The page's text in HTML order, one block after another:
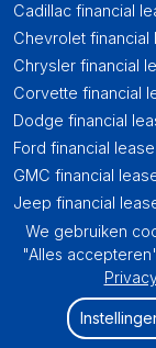
We gebruiken
"Alles
Cadillac financial
Chevrolet financial
Chrysler financial
Corvette financial
Dodge financial
Ford financial lease
GMC financial
Jeep financial
Lincoln financial
Lucid financial lease
Shelby financial
Tesla financial
Toyota USA